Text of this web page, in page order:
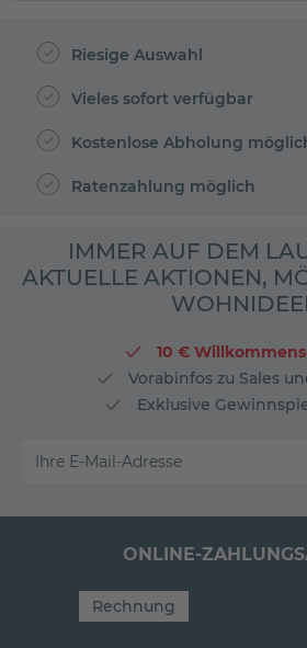
Riesige Auswahl
Vieles sofort verfügbar
Kostenlose Abholung
Ratenzahlung möglich
IMMER AUF DEM
AKTUELLE AKTIONEN,
10 €
Vorabinfos zu Sales
Exklusive
Ihre E-Mail-Adresse
ONLINE-
Rechnung